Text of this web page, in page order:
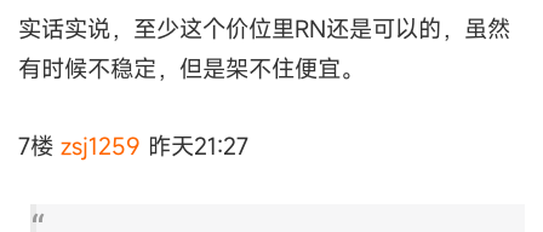
实话实说，至少这个价位里RN还是可以的，虽然
有时候不稳定，但是架不住便宜。
7楼 zsj1259 昨天21:27